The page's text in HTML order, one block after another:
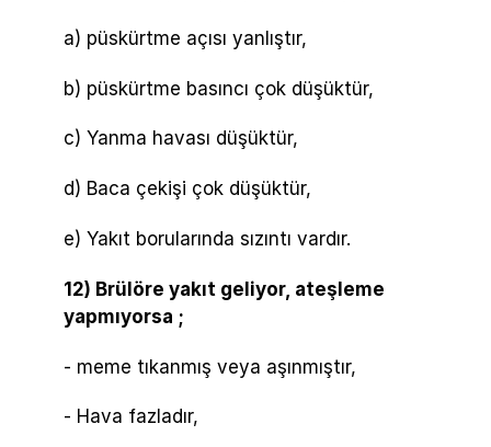
a) püskürtme açısı yanlıştır,
b) püskürtme basıncı çok düşüktür,
c) Yanma havası düşüktür,
d) Baca çekişi çok düşüktür,
e) Yakıt borularında sızıntı vardır.
12) Brülöre yakıt geliyor, ateşleme
yapmıyorsa ;
- meme tıkanmış veya aşınmıştır,
- Hava fazladır,